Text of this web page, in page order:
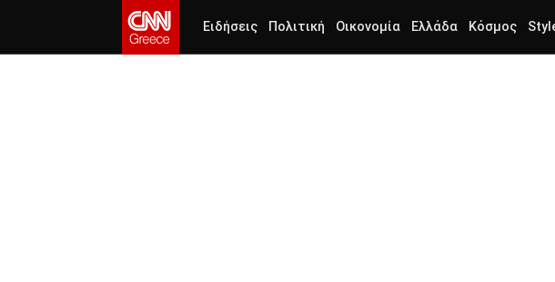
Ειδήσεις Πολιτική Οικονομία Ελλάδα Κόσμος